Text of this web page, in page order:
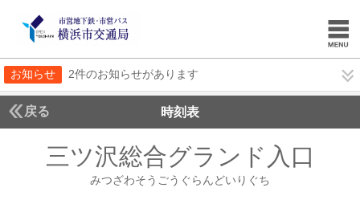
お知らせ 2件のお知らせがあります
戻る 時刻表
三ツ沢総合グランド入口
みつざわそうごうぐらんどいりぐち